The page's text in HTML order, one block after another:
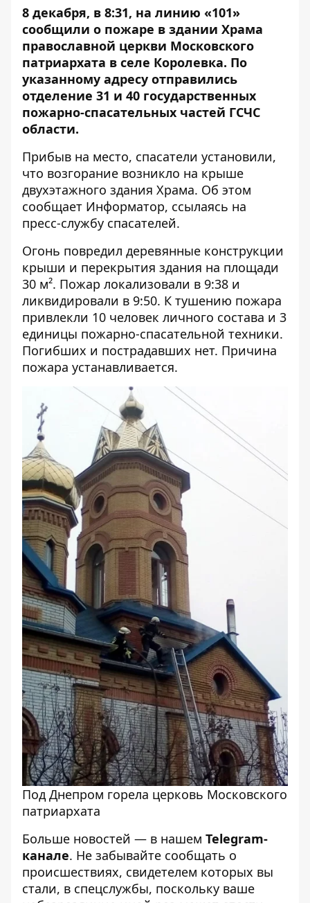
8 декабря, в 8:31, на линию «101»
сообщили о пожаре в здании Храма
православной церкви Московского
патриархата в селе Королевка. По
указанному адресу отправились
отделение 31 и 40 государственных
пожарно-спасательных частей ГСЧС
области.
Прибыв на место, спасатели установили,
что возгорание возникло на крыше
двухэтажного здания Храма. Об этом
сообщает Информатор, ссылаясь на
пресс-службу спасателей.
Огонь повредил деревянные конструкции
крыши и перекрытия здания на площади
30 м². Пожар локализовали в 9:38 и
ликвидировали в 9:50. К тушению пожара
привлекли 10 человек личного состава и 3
единицы пожарно-спасательной техники.
Погибших и пострадавших нет. Причина
пожара устанавливается.
Под Днепром горела церковь Московского
патриархата
Больше новостей — в нашем Telegram-
канале. Не забывайте сообщать о
происшествиях, свидетелем которых вы
стали, в спецслужбы, поскольку ваше